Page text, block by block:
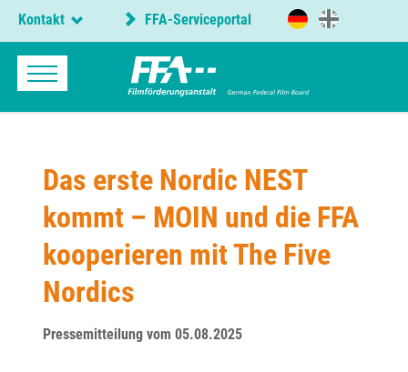
Kontakt FFA-Serviceportal
Das erste Nordic NEST
kommt – MOIN und die FFA
kooperieren mit The Five
Nordics
Pressemitteilung vom 05.08.2025